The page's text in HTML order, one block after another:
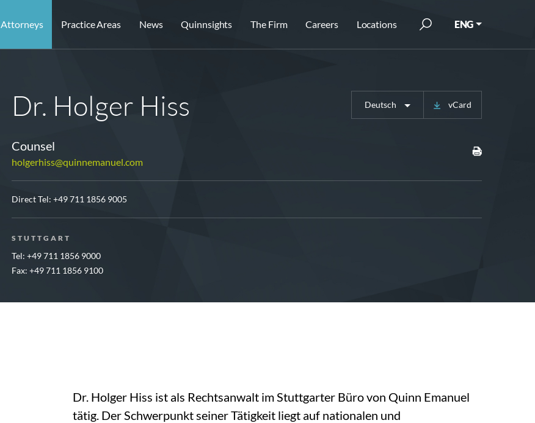
Attorneys Practice Areas News Quinnsights The Firm Careers Locations ENG
Dr. Holger Hiss
Counsel
holgerhiss@quinnemanuel.com
Deutsch vCard
Direct Tel: +49 711 1856 9005
STUTTGART
Tel: +49 711 1856 9000
Fax: +49 711 1856 9100
Dr. Holger Hiss ist als Rechtsanwalt im Stuttgarter Büro von Quinn Emanuel
tätig. Der Schwerpunkt seiner Tätigkeit liegt auf nationalen und